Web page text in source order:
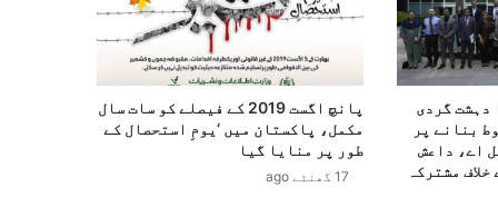
دہشت گردی
بنانے پر
اے، داعش
مشترکہ
پانچ اگست 2019 کے فیصلے کو سات سال
مکمل، پاکستان میں ‘یومِ استحصال کے
طور پر منایا گیا
17 گھنٹے ago